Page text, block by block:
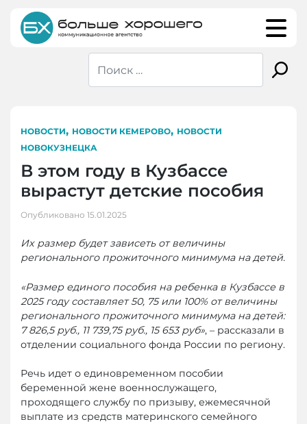
content
НОВОСТИ, НОВОСТИ КЕМЕРОВО, НОВОСТИ
НОВОКУЗНЕЦКА
В этом году в Кузбассе
вырастут детские пособия
Опубликовано 15.01.2025
Их размер будет зависеть от величины
регионального прожиточного минимума на детей.
«Размер единого пособия на ребенка в Кузбассе в
2025 году составляет 50, 75 или 100% от величины
регионального прожиточного минимума на детей:
7 826,5 руб., 11 739,75 руб., 15 653 руб», – рассказали в
отделении социального фонда России по региону.
Речь идет о единовременном пособии
беременной жене военнослужащего,
проходящего службу по призыву, ежемесячной
выплате из средств материнского семейного